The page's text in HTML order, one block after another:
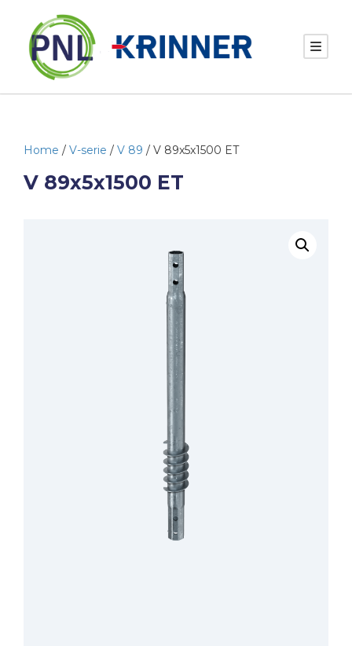
Home / V-serie / V 89 / V 89x5x1500 ET
V 89x5x1500 ET